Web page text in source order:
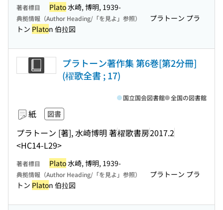
著者標目 Plato水崎, 博明, 1939-
典拠情報（Author Heading/「を見よ」参照）
プラトーン プラ
トン Platon 伯拉図
プラトーン著作集 第6巻[第2分冊]
(櫂歌全書 ; 17)
紙 図書
プラトーン [著], 水崎博明 著櫂歌書房2017.2
<HC14-L29>
国立国会図書館 全国の図書館
著者標目 Plato水崎, 博明, 1939-
典拠情報（Author Heading/「を見よ」参照）
プラトーン プラ
トン Platon 伯拉図